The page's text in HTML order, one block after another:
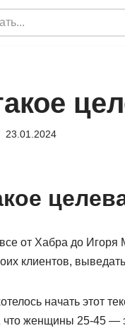
23.01.2024
от Хабра до
клиентов,
начать этот
что женщины 25-45 —